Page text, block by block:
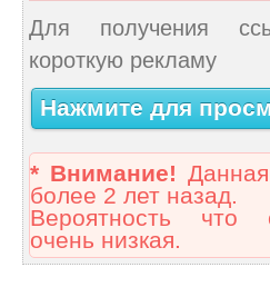
Для получения
короткую рекламу
Нажмите для
* Внимание!
более 2 лет назад.
Вероятность что
очень низкая.